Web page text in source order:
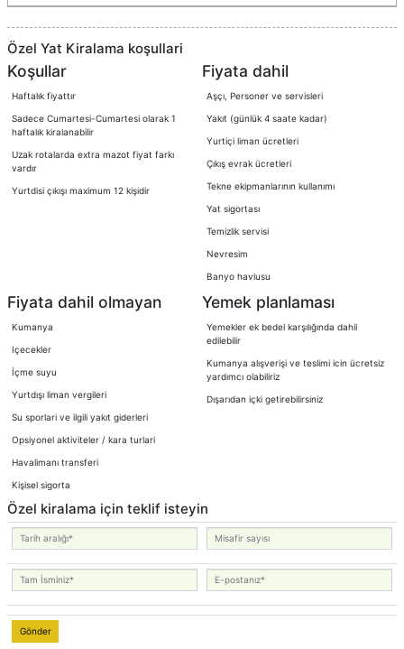
Özel Yat Kiralama koşullari
Koşullar
Haftalık fiyattır
Sadece Cumartesi-Cumartesi olarak 1
haftalık kiralanabilir
Uzak rotalarda extra mazot fiyat farkı
vardır
Yurtdisi çıkışı maximum 12 kişidir
Fiyata dahil
Aşçı, Personer ve servisleri
Yakıt (günlük 4 saate kadar)
Yurtiçi liman ücretleri
Çıkış evrak ücretleri
Tekne ekipmanlarının kullanımı
Yat sigortası
Temizlik servisi
Nevresim
Banyo havlusu
Fiyata dahil olmayan
Kumanya
Içecekler
İçme suyu
Yurtdışı liman vergileri
Su sporlari ve ilgili yakıt giderleri
Opsiyonel aktiviteler / kara turlari
Havalimanı transferi
Kişisel sigorta
Yemek planlaması
Yemekler ek bedel karşılığında dahil
edilebilir
Kumanya alışverişi ve teslimi icin ücretsiz
yardımcı olabiliriz
Dışarıdan içki getirebilirsiniz
Özel kiralama için teklif isteyin
Gönder